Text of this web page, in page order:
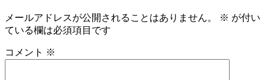
メールアドレスが公開されることはありません。 ※ が付い
ている欄は必須項目です
コメント ※